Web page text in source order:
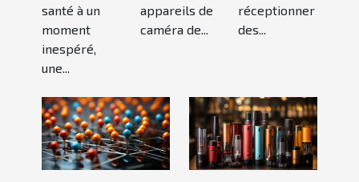
santé à un
moment
inespéré,
une...
appareils de
caméra de...
réceptionner
des...